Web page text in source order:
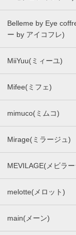
Belleme by Eye
ー by アイコフレ)
MiiYuu(ミィーユ)
Mifee(ミフェ)
mimuco(ミムコ)
Mirage(ミラージュ)
MEVILAGE(メビラ
melotte(メロット)
main(メーン)